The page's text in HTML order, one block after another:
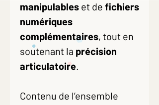
manipulables et de fichiers
numériques
complémentaires, tout en
soutenant la précision
articulatoire.
Contenu de l’ensemble